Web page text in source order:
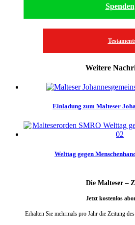
Spenden
Weitere
Einladung zum Malteser
Welttag gegen
Die Malteser –
Jetzt kostenlos
Erhalten Sie mehrmals pro Jahr die Zeitung